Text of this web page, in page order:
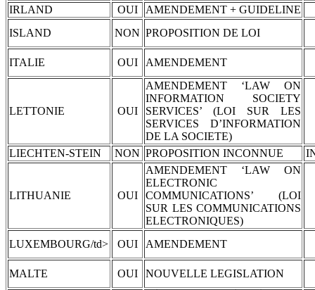
IRLAND
OUI
AMENDEMENT + GUIDELINE
ISLAND
NON PROPOSITION DE LOI
ITALIE OUI AMENDEMENT
LETTONIE OUI
AMENDEMENT ‘LAW ON
INFORMATION SOCIETY
SERVICES’ (LOI SUR LES
SERVICES D’INFORMATION
DE LA SOCIETE)
LIECHTEN-STEIN
NON PROPOSITION INCONNUE
LITHUANIE OUI
AMENDEMENT ‘LAW ON
ELECTRONIC
COMMUNICATIONS’ (LOI
SUR LES COMMUNICATIONS
ELECTRONIQUES)
LUXEMBOURG/td>
OUI AMENDEMENT
MALTE OUI NOUVELLE LEGISLATION